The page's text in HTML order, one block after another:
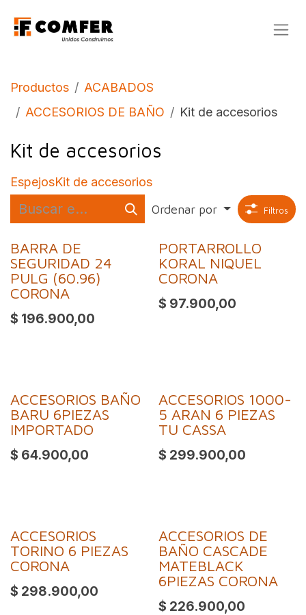
Productos
ACABADOS
ACCESORIOS DE BAÑO
Kit de accesorios
Kit de accesorios
EspejosKit de accesorios
Ordenar por
Filtros
BARRA DE
SEGURIDAD 24
PULG (60.96)
CORONA
$ 196.900,00
PORTARROLLO
KORAL NIQUEL
CORONA
$ 97.900,00
ACCESORIOS BAÑO
BARU 6PIEZAS
IMPORTADO
$ 64.900,00
ACCESORIOS 1000-
5 ARAN 6 PIEZAS
TU CASSA
$ 299.900,00
ACCESORIOS
TORINO 6 PIEZAS
CORONA
$ 298.900,00
ACCESORIOS DE
BAÑO CASCADE
MATEBLACK
6PIEZAS CORONA
$ 226.900,00